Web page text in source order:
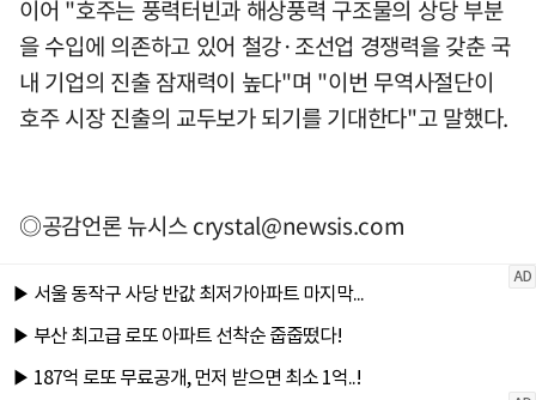
이어 "호주는 풍력터빈과 해상풍력 구조물의 상당 부분
을 수입에 의존하고 있어 철강·조선업 경쟁력을 갖춘 국
내 기업의 진출 잠재력이 높다"며 "이번 무역사절단이
호주 시장 진출의 교두보가 되기를 기대한다"고 말했다.
◎공감언론 뉴시스crystal@newsis.com